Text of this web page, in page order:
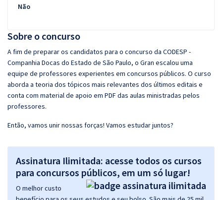
Sobre o concurso
A fim de preparar os candidatos para o concurso da CODESP -
Companhia Docas do Estado de São Paulo, o Gran escalou uma
equipe de professores experientes em concursos públicos. O curso
aborda a teoria dos tópicos mais relevantes dos últimos editais e
conta com material de apoio em PDF das aulas ministradas pelos
professores.
Então, vamos unir nossas forças! Vamos estudar juntos?
Assinatura Ilimitada: acesse todos os cursos
para concursos públicos, em um só lugar!
O melhor custo
Não